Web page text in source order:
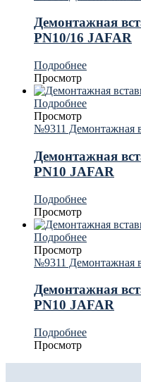
Демонтажная
PN10/16 JAFAR
Подробнее
Просмотр
Подробнее
Просмотр
№9311 Демонтажная
Демонтажная
PN10 JAFAR
Подробнее
Просмотр
Подробнее
Просмотр
№9311 Демонтажная
Демонтажная
PN10 JAFAR
Подробнее
Просмотр